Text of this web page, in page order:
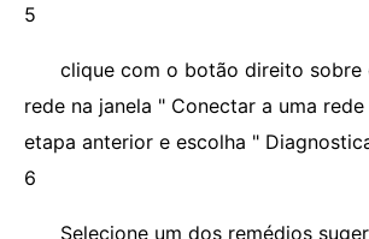
5
clique com o botão direito sobre
rede na janela " Conectar a uma
etapa anterior e escolha "
6
Selecione um dos remédios